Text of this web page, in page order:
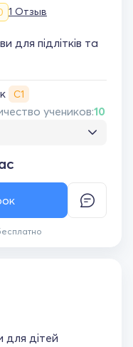
1 Отзыв
для підлітків та
С1
учеников:10
і далі усі
для дітей